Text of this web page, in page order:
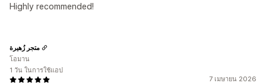
Highly recommended!
7 เมษายน 2026
متجر زُهيرة
โอมาน
1 วัน ในการใช้แอป